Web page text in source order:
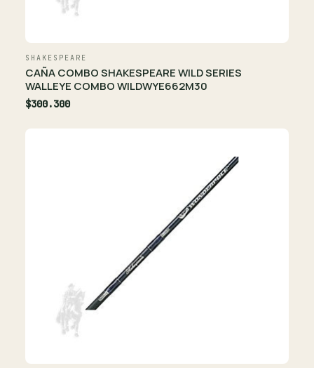
SHAKESPEARE
CAÑA COMBO SHAKESPEARE WILD SERIES
WALLEYE COMBO WILDWYE662M30
$300.300